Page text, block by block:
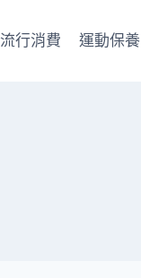
流行消費 運動保養